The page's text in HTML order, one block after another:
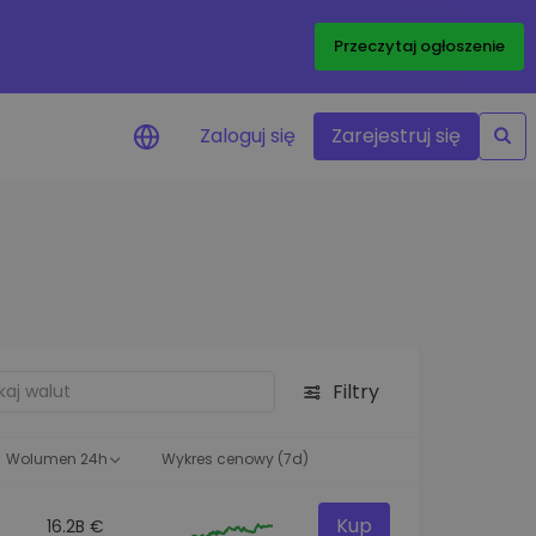
Przeczytaj ogłoszenie
optymalne wyniki
Zaloguj się Zarejestruj się
Filtry
Wolumen 24h Wykres cenowy (7d)
16.2B € Kup